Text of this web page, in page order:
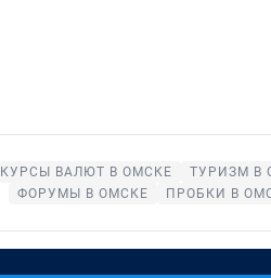
КУРСЫ ВАЛЮТ В ОМСКЕ ТУРИЗМ В
ФОРУМЫ В ОМСКЕ
ПРОБКИ В